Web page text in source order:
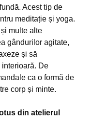
Acest tip de
meditație și yoga.
multe alte
gândurilor agitate,
și să
De
ca o formă de
corp și minte.
din atelierul